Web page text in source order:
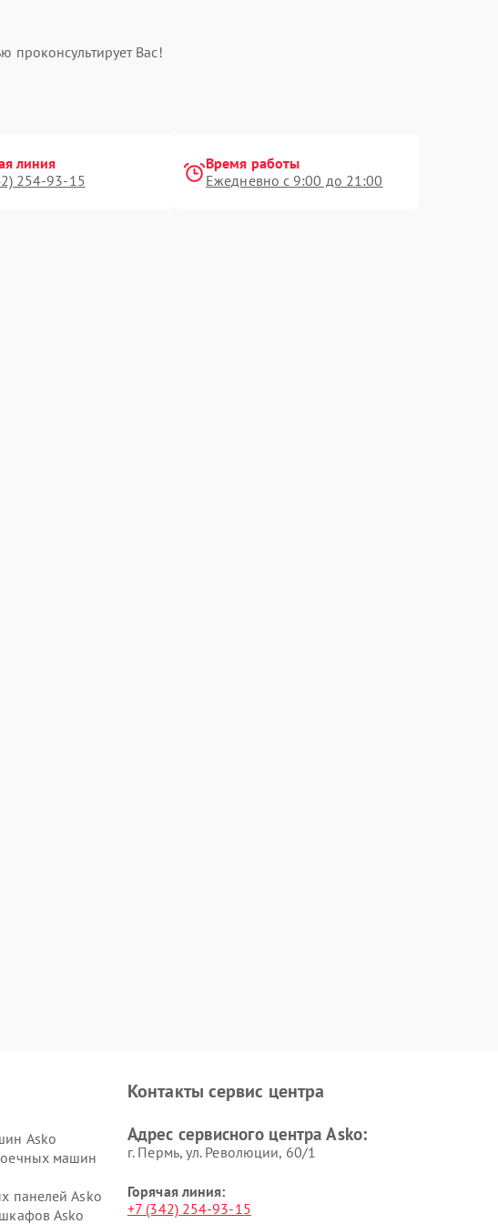
проконсультирует Вас!
линия
254-93-15
Время работы
Ежедневно с 9:00 до 21:00
Asko
машин
панелей Asko
Asko
Контакты сервис центра
Адрес сервисного центра Asko:
г. Пермь, ул. ​Революции, 60/1
Горячая линия:
+7 (342) 254-93-15